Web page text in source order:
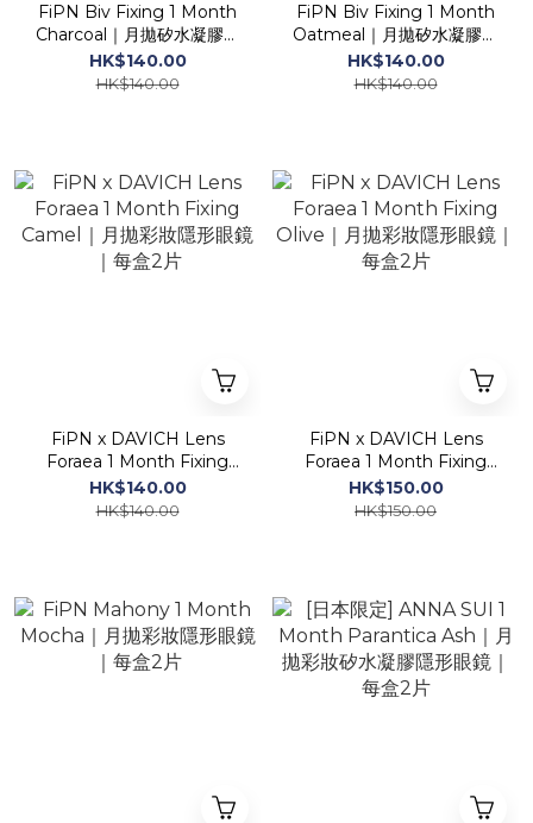
FiPN Biv Fixing 1 Month
Charcoal｜月拋矽水凝膠彩
妝隱形眼鏡｜每盒2片
HK$140.00
HK$140.00
FiPN Biv Fixing 1 Month
Oatmeal｜月拋矽水凝膠彩
妝隱形眼鏡｜每盒2片
HK$140.00
HK$140.00
FiPN x DAVICH Lens
Foraea 1 Month Fixing
Camel｜月拋彩妝隱形眼鏡
｜每盒2片
HK$140.00
HK$140.00
FiPN x DAVICH Lens
Foraea 1 Month Fixing
Olive｜月拋彩妝隱形眼鏡｜
每盒2片
HK$150.00
HK$150.00